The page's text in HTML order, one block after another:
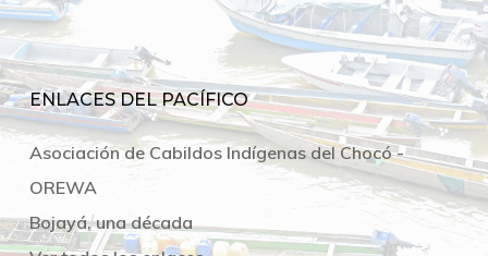
ENLACES DEL PACÍFICO
Asociación de Cabildos Indígenas del Chocó -
OREWA
Bojayá, una década